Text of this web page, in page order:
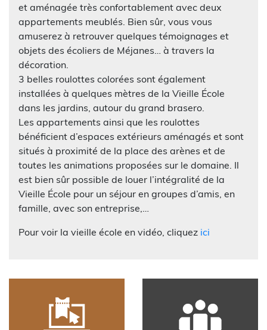
et aménagée très confortablement avec deux
appartements meublés. Bien sûr, vous vous
amuserez à retrouver quelques témoignages et
objets des écoliers de Méjanes… à travers la
décoration.
3 belles roulottes colorées sont également
installées à quelques mètres de la Vieille École
dans les jardins, autour du grand brasero.
Les appartements ainsi que les roulottes
bénéficient d’espaces extérieurs aménagés et sont
situés à proximité de la place des arènes et de
toutes les animations proposées sur le domaine. Il
est bien sûr possible de louer l’intégralité de la
Vieille École pour un séjour en groupes d’amis, en
famille, avec son entreprise,…
Pour voir la vieille école en vidéo, cliquez ici